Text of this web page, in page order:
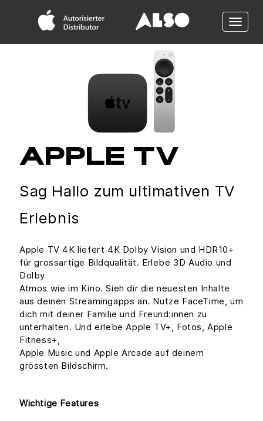
Toggle
APPLE TV
Sag Hallo zum ultimativen TV
Erlebnis
Apple TV 4K liefert 4K Dolby Vision und HDR10+
für grossartige Bildqualität. Erlebe 3D Audio und
Dolby
Atmos wie im Kino. Sieh dir die neuesten Inhalte
aus deinen Streamingapps an. Nutze FaceTime, um
dich mit deiner Familie und Freund:innen zu
unterhalten. Und erlebe Apple TV+, Fotos, Apple
Fitness+,
Apple Music und Apple Arcade auf deinem
grössten Bildschirm.
Wichtige Features